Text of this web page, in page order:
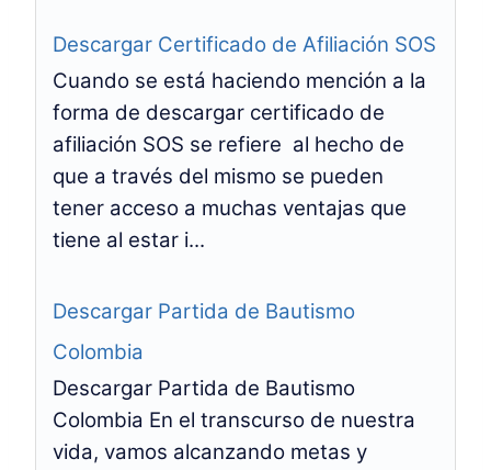
Descargar Certificado de Afiliación SOS
Cuando se está haciendo mención a la
forma de descargar certificado de
afiliación SOS se refiere al hecho de
que a través del mismo se pueden
tener acceso a muchas ventajas que
tiene al estar i...
Descargar Partida de Bautismo
Colombia
Descargar Partida de Bautismo
Colombia En el transcurso de nuestra
vida, vamos alcanzando metas y